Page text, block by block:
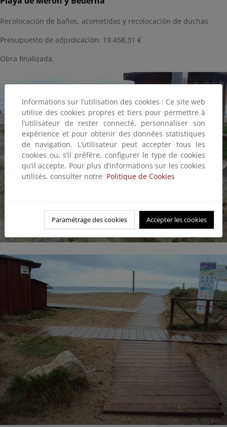
Recolocación de baños, acometidas y recolocación de duchas
Presupuesto de adjudicación: 19.458,31 €
Obra finalizada.
Informations sur l’utilisation des cookies : Ce site web
utilise des cookies propres et tiers pour permettre à
l’utilisateur de rester connecté, personnaliser son
expérience et pour obtenir des données statistiques
de navigation. L’utilisateur peut accepter tous les
cookies ou, s’il préfère, configurer le type de cookies
qu’il accepte. Pour plus d’informations sur les cookies
utilisés, consulter notre Politique de Cookies
Paramétrage des cookies Accepter les cookies